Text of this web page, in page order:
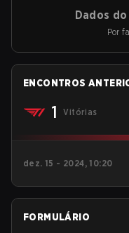
Dados
Por
ENCONTROS
1 Vitórias
dez. 15 - 2024, 10:20
FORMULÁRIO